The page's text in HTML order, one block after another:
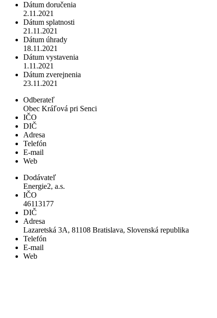
Dátum doručenia
2.11.2021
Dátum splatnosti
21.11.2021
Dátum úhrady
18.11.2021
Dátum vystavenia
1.11.2021
Dátum zverejnenia
23.11.2021
Odberateľ
Obec Kráľová pri Senci
IČO
DIČ
Adresa
Telefón
E-mail
Web
Dodávateľ
Energie2, a.s.
IČO
46113177
DIČ
Adresa
Lazaretská 3A, 81108 Bratislava, Slovenská republika
Telefón
E-mail
Web